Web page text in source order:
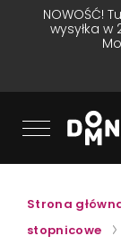
NOWOŚĆ!
wysyłka
Strona
stopnicowe